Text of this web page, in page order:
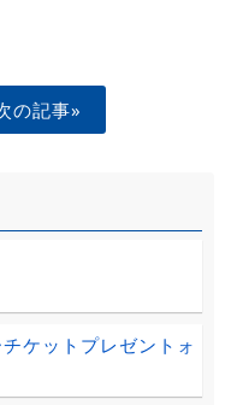
の記事»
ケットプレゼントォ